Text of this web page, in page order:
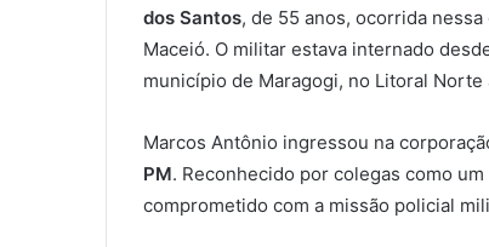
dos Santos, de 55 anos, ocorrida
Maceió. O militar estava internado
município de Maragogi, no Litoral Norte
Marcos Antônio ingressou na
PM. Reconhecido por colegas como
comprometido com a missão policial